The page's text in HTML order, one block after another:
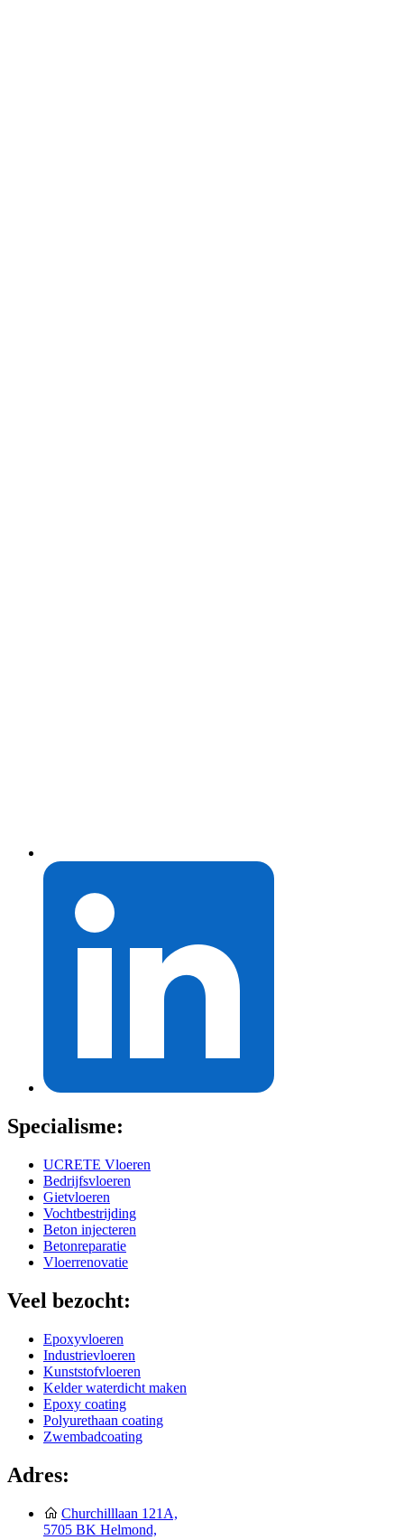
Specialisme:
UCRETE Vloeren
Bedrijfsvloeren
Gietvloeren
Vochtbestrijding
Beton injecteren
Betonreparatie
Vloerrenovatie
Veel bezocht:
Epoxyvloeren
Industrievloeren
Kunststofvloeren
Kelder waterdicht maken
Epoxy coating
Polyurethaan coating
Zwembadcoating
Adres:
Churchilllaan 121A,
5705 BK Helmond,